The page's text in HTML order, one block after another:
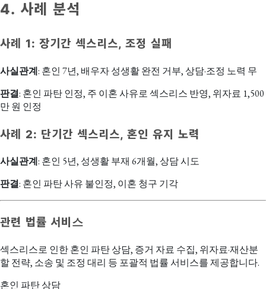
4. 사례 분석
사례 1: 장기간 섹스리스, 조정 실패
사실관계: 혼인 7년, 배우자 성생활 완전 거부, 상담·조정 노력 무
판결: 혼인 파탄 인정, 주 이혼 사유로 섹스리스 반영, 위자료 1,500
만 원 인정
사례 2: 단기간 섹스리스, 혼인 유지 노력
사실관계: 혼인 5년, 성생활 부재 6개월, 상담 시도
판결: 혼인 파탄 사유 불인정, 이혼 청구 기각
관련 법률 서비스
섹스리스로 인한 혼인 파탄 상담, 증거 자료 수집, 위자료·재산분
할 전략, 소송 및 조정 대리 등 포괄적 법률 서비스를 제공합니다.
혼인 파탄 상담